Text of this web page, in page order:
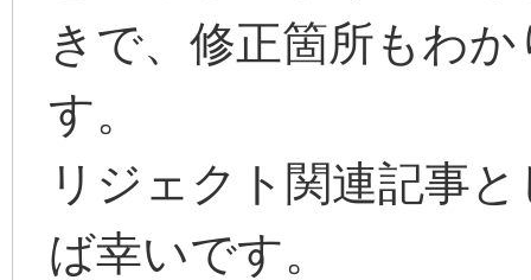
きで、修正箇所もわ
す。
リジェクト関連記事
ば幸いです。